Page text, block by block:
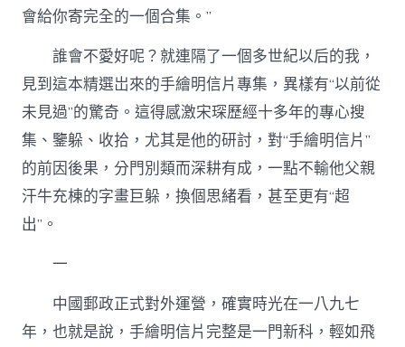
文
–
中
國
作
家
網〉
中
會給你寄完全的一個合集。”
誰會不愛好呢？就連隔了一個多世紀以后的我，
見到這本精選岀來的手繪明信片專集，異樣有“以前從
未見過”的驚奇。這得感激宋琛歷經十多年的專心搜
集、鑒躲、收拾，尤其是他的研討，對“手繪明信片”
的前因後果，分門別類而深耕有成，一點不輸他父親
汗牛充棟的字畫巨躲，換個思緒看，甚至更有“超
出”。
一
中國郵政正式對外運營，確實時光在一八九七
年，也就是說，手繪明信片完整是一門新科，輕如飛